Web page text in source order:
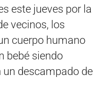
este jueves por la
vecinos, los
cuerpo humano
bebé siendo
un descampado de